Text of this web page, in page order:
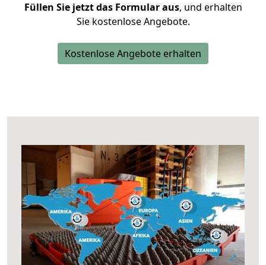
Füllen Sie jetzt das Formular aus, und erhalten
Sie kostenlose Angebote.
Kostenlose Angebote erhalten